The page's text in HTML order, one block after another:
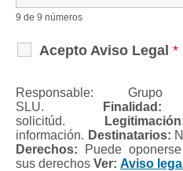
9 de 9 números
Acepto Aviso Legal *
Responsable:
SLU.
solicitúd.
información. Destinatarios:
Derechos: Puede
sus derechos Ver: Aviso legal